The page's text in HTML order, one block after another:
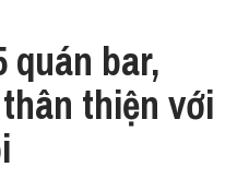
quán bar,
thiện với